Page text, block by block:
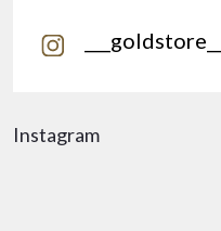
Instagram
___goldstore___